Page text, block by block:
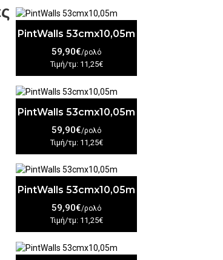
PintWalls 53cmx10,05m
59,90€/ρολό
Τιμή/τμ: 11,25€
PintWalls 53cmx10,05m
59,90€/ρολό
Τιμή/τμ: 11,25€
PintWalls 53cmx10,05m
59,90€/ρολό
Τιμή/τμ: 11,25€